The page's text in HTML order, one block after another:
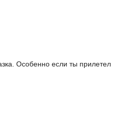
Особенно если ты прилетел